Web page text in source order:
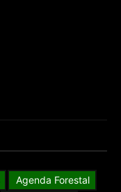
Agenda Forestal